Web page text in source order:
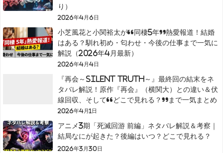
り）
2026年4月6日
小芝風花と小関裕太が“同棲5年”熱愛報道！結婚
はある？馴れ初め・匂わせ・今後の仕事まで一気に
解説（2026年4月最新）
2026年4月4日
『再会～Silent Truth～』最終回の結末をネ
タバレ解説！原作『再会』（横関大）との違い＆伏
線回収、そして“どこで見れる？”まで一気まとめ
2026年4月1日
アニメ3期「死滅回游 前編」ネタバレ解説＆考察｜
結局なにが起きた？後編はいつ？どこで見れる？
2026年3月30日